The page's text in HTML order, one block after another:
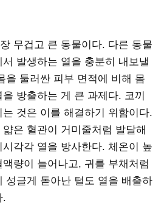
무겁고 큰 동물이다. 다른 동물
발생하는 열을 충분히 내보낼
을 둘러싼 피부 면적에 비해 몸
방출하는 게 큰 과제다. 코끼
것은 이를 해결하기 위함이다.
은 혈관이 거미줄처럼 발달해
각각 열을 방사한다. 체온이 높
량이 늘어나고, 귀를 부채처럼
성글게 돋아난 털도 열을 배출하
.